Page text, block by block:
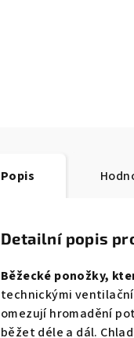
Popis
Detailní popis
Běžecké ponožky,
technickými
omezují hromadění
běžet déle a dál.